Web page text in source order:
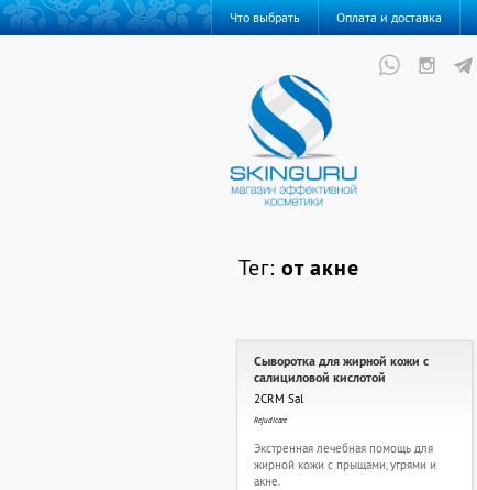
Что выбрать Оплата и доставка
Тег: от акне
Сыворотка для жирной кожи с
салициловой кислотой
2CRM Sal
Rejudicare
Экстренная лечебная помощь для
жирной кожи с прыщами, угрями и
акне.